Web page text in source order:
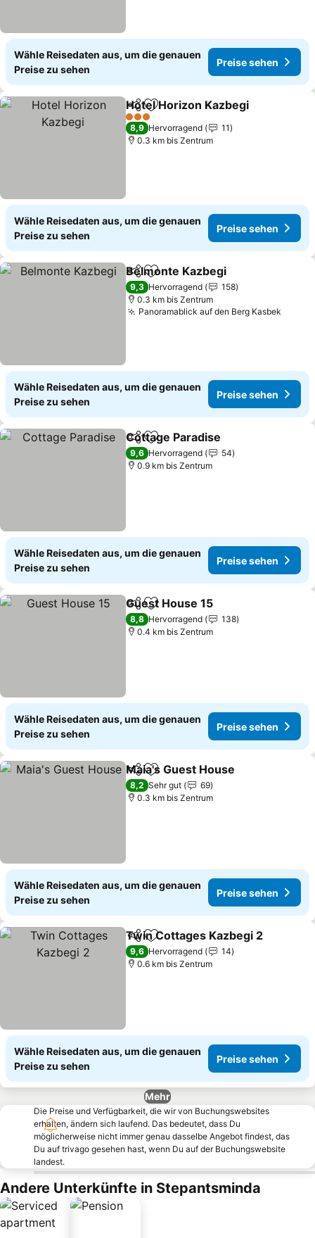
Wähle Reisedaten aus, um die genauen
Preise zu sehen
Preise sehen
TeilenZu Favoriten hinzufügen
Hotel Horizon Kazbegi
3 Sterne
8,9 Hervorragend
11
0.3 km bis Zentrum
Wähle Reisedaten aus, um die genauen
Preise zu sehen
Preise sehen
TeilenZu Favoriten hinzufügen
Belmonte Kazbegi
9,3 Hervorragend
158
0.3 km bis Zentrum
Panoramablick auf den Berg Kasbek
Wähle Reisedaten aus, um die genauen
Preise zu sehen
Preise sehen
TeilenZu Favoriten hinzufügen
Cottage Paradise
9,6 Hervorragend
54
0.9 km bis Zentrum
Wähle Reisedaten aus, um die genauen
Preise zu sehen
Preise sehen
TeilenZu Favoriten hinzufügen
Guest House 15
8,8 Hervorragend
138
0.4 km bis Zentrum
Wähle Reisedaten aus, um die genauen
Preise zu sehen
Preise sehen
TeilenZu Favoriten hinzufügen
Maia's Guest House
8,2 Sehr gut
69
0.3 km bis Zentrum
Wähle Reisedaten aus, um die genauen
Preise zu sehen
Preise sehen
TeilenZu Favoriten hinzufügen
Twin Cottages Kazbegi 2
9,6 Hervorragend
14
0.6 km bis Zentrum
Wähle Reisedaten aus, um die genauen
Preise zu sehen
Preise sehen
Mehr
Die Preise und Verfügbarkeit, die wir von Buchungswebsites
erhalten, ändern sich laufend. Das bedeutet, dass Du
möglicherweise nicht immer genau dasselbe Angebot findest, das
Du auf trivago gesehen hast, wenn Du auf der Buchungswebsite
landest.
Andere Unterkünfte in Stepantsminda